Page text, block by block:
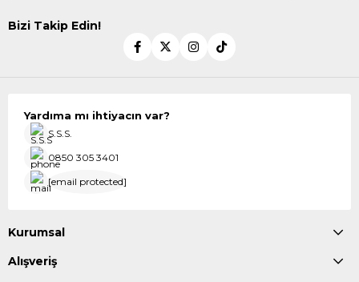
Bizi Takip Edin!
Yardıma mı ihtiyacın var?
S.S.S.
0850 305 3401
[email protected]
Kurumsal
Alışveriş